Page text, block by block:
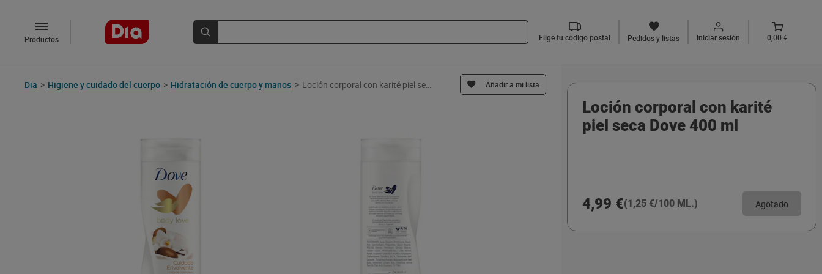
Productos Elige tu código postal Pedidos y listas Iniciar sesión 0,00 €
Dia > Higiene y cuidado del cuerpo > Hidratación de cuerpo y manos > Añadir a mi lista
Loción corporal con karité
piel seca Dove 400 ml
4,99 €(1,25 €/100 ML.) Agotado